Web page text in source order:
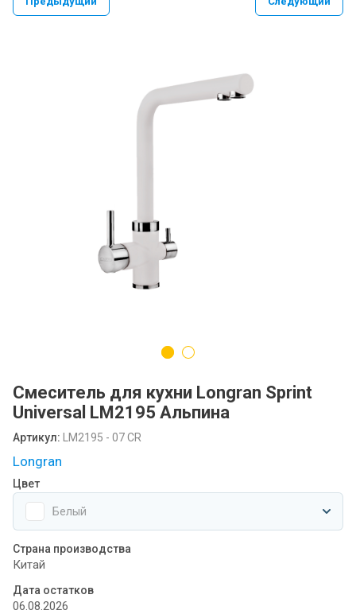
PAULMARK VELLO YUMI LASSAN
PAULMARK REFINE SYSTEM
Paulmark Презентация Мойка+коландер
Мойки PAULMARK NEXT
Ролл-маты PAULMARK
Мойки PAULMARK VAST-PRO, BRIM-PRO
Посудомоечные машины MIDEA
SCANDILUX
SCANDILUX видео-обзор стиральных
машин
Флипбук GRANFEST
Семинар
Смеситель для кухни Longran Sprint
Universal LM2195 Альпина
Артикул: LM2195 - 07 CR
Longran
Цвет
Белый
Страна производства
Китай
Дата остатков
06.08.2026